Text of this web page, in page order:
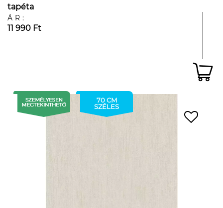
tapéta
ÁR:
11 990 Ft
70 CM
SZÉLES